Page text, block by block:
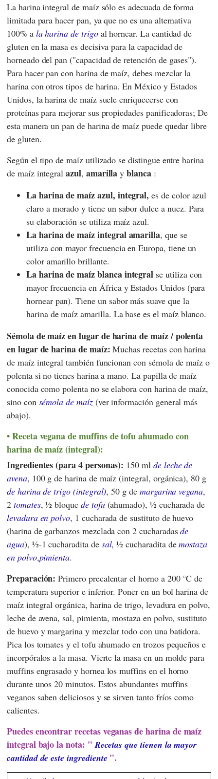
La harina integral de maíz sólo es adecuada de forma
limitada para hacer pan, ya que no es una alternativa
100% a la harina de trigoal hornear. La cantidad de
gluten en la masa es decisiva para la capacidad de
horneado del pan ("capacidad de retención de gases").
Para hacer pan con harina de maíz, debes mezclar la
harina con otros tipos de harina. En México y Estados
Unidos, la harina de maíz suele enriquecerse con
proteínas para mejorar sus propiedades panificadoras; De
esta manera un pan de harina de maíz puede quedar libre
de gluten.
Según el tipo de maíz utilizado se distingue entre harina
de maíz integralazul, amarilla yblanca:
La harina de maíz azul, integral, es de color azul
claro a morado y tiene un sabor dulce a nuez. Para
su elaboración se utiliza maíz azul.
La harina de maíz integral amarilla, que se
utiliza con mayor frecuencia en Europa, tiene un
color amarillo brillante.
La harina de maíz blanca integral se utiliza con
mayor frecuencia en África y Estados Unidos (para
hornear pan). Tiene un sabor más suave que la
harina de maíz amarilla. La base es el maíz blanco.
Sémola de maíz en lugar de harina de maíz / polenta
en lugar de harina de maíz: Muchas recetas con harina
de maíz integral también funcionan con sémola de maíz o
polenta si no tienes harina a mano. La papilla de maíz
conocida como polenta no se elabora con harina de maíz,
sino con sémola de maíz(ver información general más
abajo).
Receta vegana de muffins de tofu ahumado con
harina de maíz (integral):
Ingredientes (para 4 personas): 150 ml de leche de
avena, 100 g de harina de maíz (integral, orgánica), 80 g
de harina de trigo (integral), 50 g de margarina vegana,
2 tomates, ½ bloque de tofu(ahumado), ½ cucharada de
levadura en polvo, 1 cucharada de sustituto de huevo
(harina de garbanzos mezclada con 2 cucharadasde
agua), ½-1 cucharadita de sal, ½ cucharadita demostaza
en polvo,pimienta.
Preparación: Primero precalentar el horno a 200 °C de
temperatura superior e inferior. Poner en un bol harina de
maíz integral orgánica, harina de trigo, levadura en polvo,
leche de avena, sal, pimienta, mostaza en polvo, sustituto
de huevo y margarina y mezclar todo con una batidora.
Pica los tomates y el tofu ahumado en trozos pequeños e
incorpóralos a la masa. Vierte la masa en un molde para
muffins engrasado y hornea los muffins en el horno
durante unos 20 minutos. Estos abundantes muffins
veganos saben deliciosos y se sirven tanto fríos como
calientes.
Puedes encontrar recetas veganas de harina de maíz
integral bajo la nota: "Recetas que tienen la mayor
cantidad de este ingrediente ".